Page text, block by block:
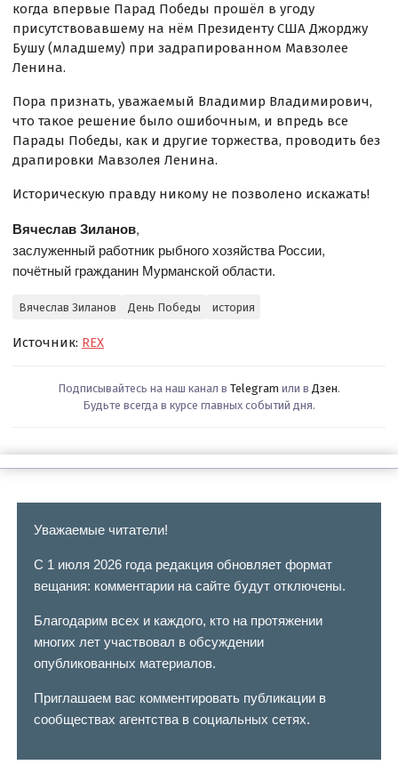
когда впервые Парад Победы прошёл в угоду
присутствовавшему на нём Президенту США Джорджу
Бушу (младшему) при задрапированном Мавзолее
Ленина.
Пора признать, уважаемый Владимир Владимирович,
что такое решение было ошибочным, и впредь все
Парады Победы, как и другие торжества, проводить без
драпировки Мавзолея Ленина.
Историческую правду никому не позволено искажать!
Вячеслав Зиланов,
заслуженный работник рыбного хозяйства России,
почётный гражданин Мурманской области.
Вячеслав Зиланов День Победы история
Источник: REX
Подписывайтесь на наш канал в Telegram или в Дзен.
Будьте всегда в курсе главных событий дня.
Уважаемые читатели!
С 1 июля 2026 года редакция обновляет формат
вещания: комментарии на сайте будут отключены.
Благодарим всех и каждого, кто на протяжении
многих лет участвовал в обсуждении
опубликованных материалов.
Приглашаем вас комментировать публикации в
сообществах агентства в социальных сетях.